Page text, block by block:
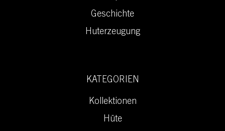
Geschichte
Huterzeugung
KATEGORIEN
Kollektionen
Hüte